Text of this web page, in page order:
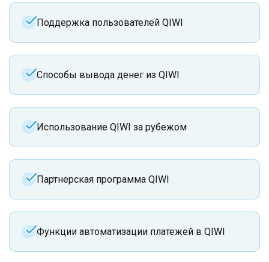
Поддержка пользователей QIWI
Способы вывода денег из QIWI
Использование QIWI за рубежом
Партнерская программа QIWI
Функции автоматизации платежей в QIWI